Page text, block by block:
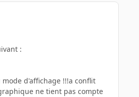
:
d'affichage !!!a conflit
ne tient pas compte